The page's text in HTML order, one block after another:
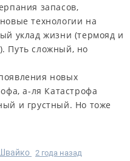
запасов,
технологии на
уклад жизни (термояд и
Путь сложный, но
новых
а-ля Катастрофа
и грустный. Но тоже
2 года назад